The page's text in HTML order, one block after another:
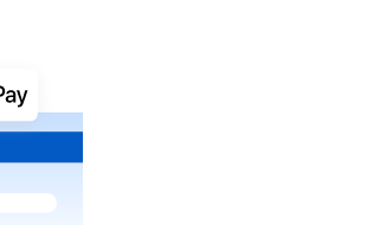
cryptomonnaies en espèces et d'autres
espèces